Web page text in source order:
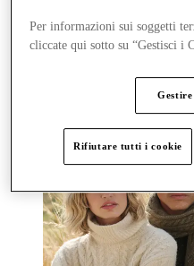
Mappa del Centro
Per informazioni sui soggetti
cliccate qui sotto su “Gestisci i
Rifiutare tutti i cookie